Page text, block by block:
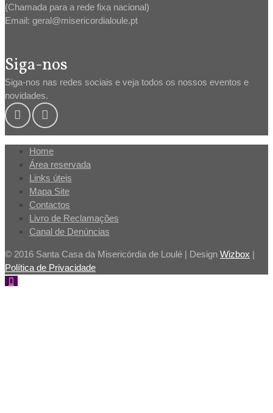
(Chamada para a rede fixa nacional)
Email: geral@misericordialoule.pt
Siga-nos
Siga-nos nas redes sociais e veja todos os nossos eventos e
novidades.
Home
Área reservada
Links úteis
Mapa Site
Contactos
Livro de Reclamações
Canal de Denúncias
© 2016 Santa Casa da Misericórdia de Loulé | Design Wizbox |
Política de Privacidade